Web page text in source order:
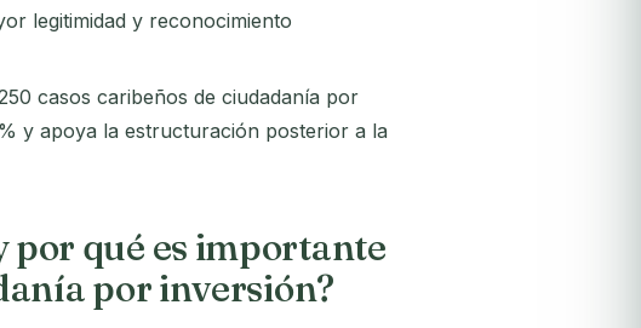
legitimidad y reconocimiento
casos caribeños de ciudadanía por
y apoya la estructuración posterior a la
por qué es importante
por inversión?